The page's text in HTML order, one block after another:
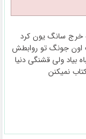
خرج سانگ یون کرد
اون جونگ تو روابطش
بیاد ولی قشنگی دنیا
نمیکنن